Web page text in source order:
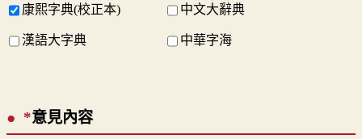
康熙字典(校正本) 中文大辭典
漢語大字典 中華字海
*意見內容